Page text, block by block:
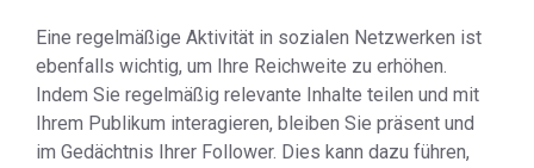
Eine regelmäßige Aktivität in sozialen Netzwerken ist
ebenfalls wichtig, um Ihre Reichweite zu erhöhen.
Indem Sie regelmäßig relevante Inhalte teilen und mit
Ihrem Publikum interagieren, bleiben Sie präsent und
im Gedächtnis Ihrer Follower. Dies kann dazu führen,